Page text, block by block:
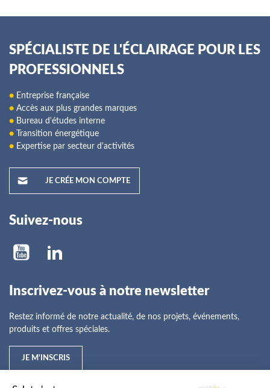
SPÉCIALISTE DE L'ÉCLAIRAGE POUR LES
PROFESSIONNELS
● Entreprise française
● Accès aux plus grandes marques
● Bureau d'études interne
● Transition énergétique
● Expertise par secteur d'activités
JE CRÉE MON COMPTE
Suivez-nous
Inscrivez-vous à notre newsletter
Restez informé de notre actualité, de nos projets, événements,
produits et offres spéciales.
JE M'INSCRIS